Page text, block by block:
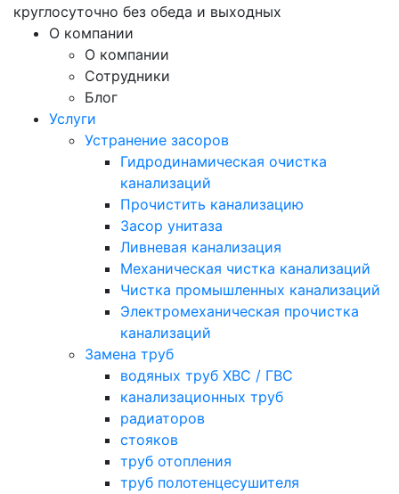
круглосуточно без обеда и выходных
О компании
О компании
Сотрудники
Блог
Услуги
Устранение засоров
Гидродинамическая очистка
канализаций
Прочистить канализацию
Засор унитаза
Ливневая канализация
Механическая чистка канализаций
Чистка промышленных канализаций
Электромеханическая прочистка
канализаций
Замена труб
водяных труб ХВС / ГВС
канализационных труб
радиаторов
стояков
труб отопления
труб полотенцесушителя